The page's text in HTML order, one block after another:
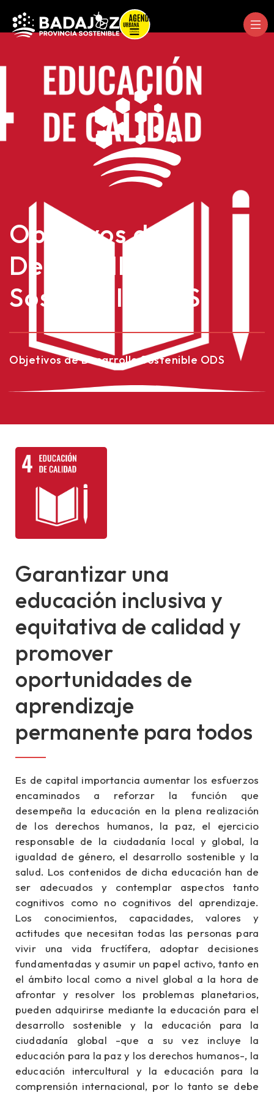
Objetivos de
Desarrollo
Sostenible ODS
Objetivos de Desarrollo Sostenible ODS
Garantizar una
educación inclusiva y
equitativa de calidad y
promover
oportunidades de
aprendizaje
permanente para todos
Es de capital importancia aumentar los esfuerzos
encaminados a reforzar la función que
desempeña la educación en la plena realización
de los derechos humanos, la paz, el ejercicio
responsable de la ciudadanía local y global, la
igualdad de género, el desarrollo sostenible y la
salud. Los contenidos de dicha educación han de
ser adecuados y contemplar aspectos tanto
cognitivos como no cognitivos del aprendizaje.
Los conocimientos, capacidades, valores y
actitudes que necesitan todas las personas para
vivir una vida fructífera, adoptar decisiones
fundamentadas y asumir un papel activo, tanto en
el ámbito local como a nivel global a la hora de
afrontar y resolver los problemas planetarios,
pueden adquirirse mediante la educación para el
desarrollo sostenible y la educación para la
ciudadanía global -que a su vez incluye la
educación para la paz y los derechos humanos-, la
educación intercultural y la educación para la
comprensión internacional, por lo tanto se debe